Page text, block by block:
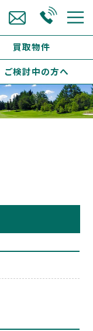
買取物件
ご検討中の方へ